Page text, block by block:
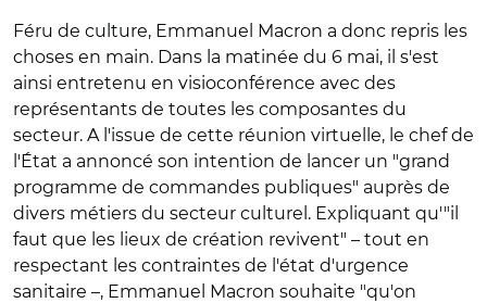
Féru de culture, Emmanuel Macron a donc repris les
choses en main. Dans la matinée du 6 mai, il s'est
ainsi entretenu en visioconférence avec des
représentants de toutes les composantes du
secteur. A l'issue de cette réunion virtuelle, le chef de
l'État a annoncé son intention de lancer un "grand
programme de commandes publiques" auprès de
divers métiers du secteur culturel. Expliquant qu'"il
faut que les lieux de création revivent" – tout en
respectant les contraintes de l'état d'urgence
sanitaire –, Emmanuel Macron souhaite "qu'on